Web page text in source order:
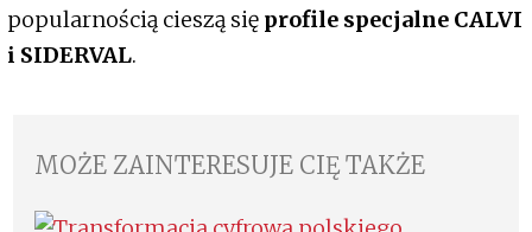
popularnością cieszą się profile specjalne CALVI
i SIDERVAL.
MOŻE ZAINTERESUJE CIĘ TAKŻE